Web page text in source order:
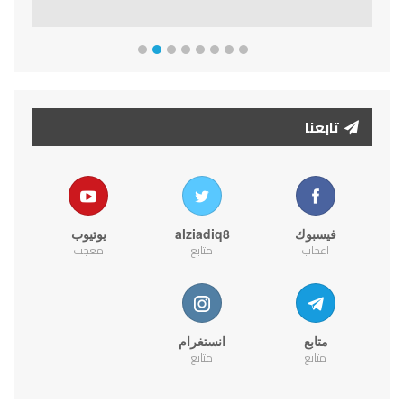
تابعنا
فيسبوك
اعجاب
alziadiq8
متابع
يوتيوب
معجب
متابع
متابع
انستغرام
متابع